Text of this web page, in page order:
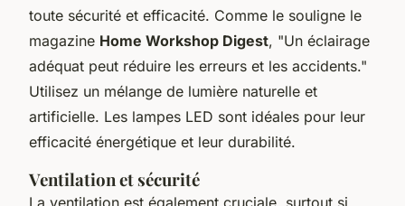
toute sécurité et efficacité. Comme le souligne le
magazine Home Workshop Digest, "Un éclairage
adéquat peut réduire les erreurs et les accidents."
Utilisez un mélange de lumière naturelle et
artificielle. Les lampes LED sont idéales pour leur
efficacité énergétique et leur durabilité.
Ventilation et sécurité
La ventilation est également cruciale, surtout si